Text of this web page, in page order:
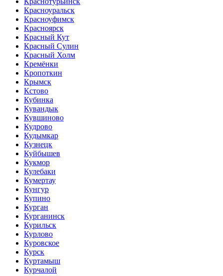
Красноуральск
Красноуфимск
Красноярск
Красный Кут
Красный Сулин
Красный Холм
Кремёнки
Кропоткин
Крымск
Кстово
Кубинка
Кувандык
Кувшиново
Кудрово
Кудымкар
Кузнецк
Куйбышев
Кукмор
Кулебаки
Кумертау
Кунгур
Купино
Курган
Курганинск
Курильск
Курлово
Куровское
Курск
Куртамыш
Курчалой